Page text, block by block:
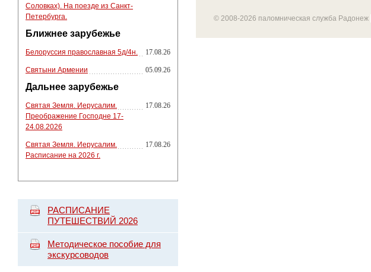
Соловках). На поезде из Санкт-
Петербурга.
Ближнее зарубежье
Белоруссия православная 5д/4н. 17.08.26
Святыни Армении 05.09.26
Дальнее зарубежье
Святая Земля. Иерусалим.
Преображение Господне 17-
24.08.2026
17.08.26
Святая Земля. Иерусалим.
Расписание на 2026 г.
17.08.26
РАСПИСАНИЕ
ПУТЕШЕСТВИЙ 2026
Методическое пособие для
экскурсоводов
© 2008-2026 паломническая служба Радонеж